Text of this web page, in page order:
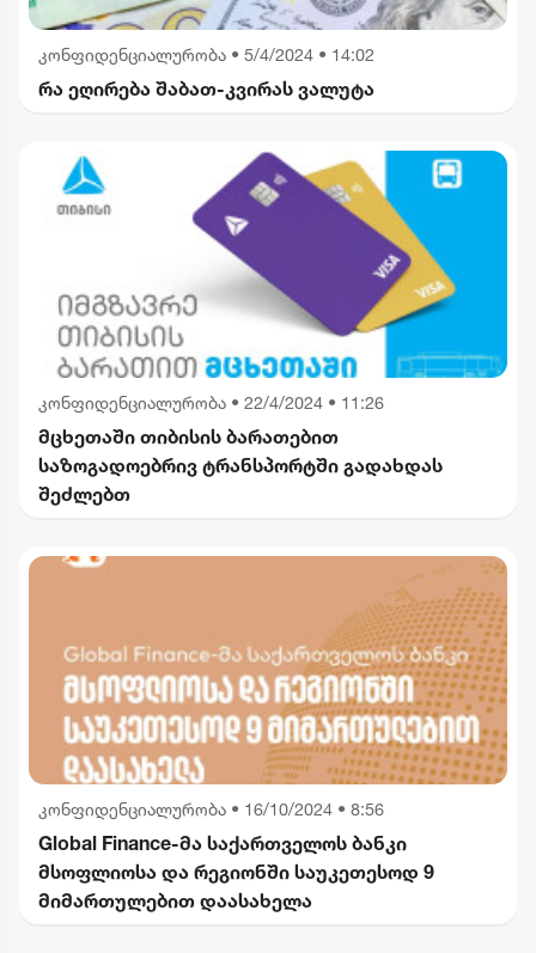
კონფიდენციალურობა • 5/4/2024 • 14:02
რა ეღირება შაბათ-კვირას ვალუტა
კონფიდენციალურობა • 22/4/2024 • 11:26
მცხეთაში თიბისის ბარათებით
საზოგადოებრივ ტრანსპორტში გადახდას
შეძლებთ
კონფიდენციალურობა • 16/10/2024 • 8:56
Global Finance-მა საქართველოს ბანკი
მსოფლიოსა და რეგიონში საუკეთესოდ 9
მიმართულებით დაასახელა